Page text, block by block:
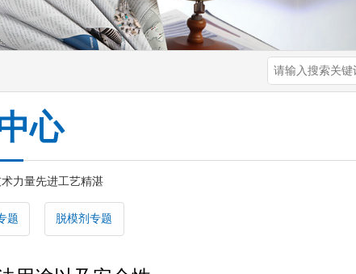
心
力量先进工艺精湛
题 脱模剂专题